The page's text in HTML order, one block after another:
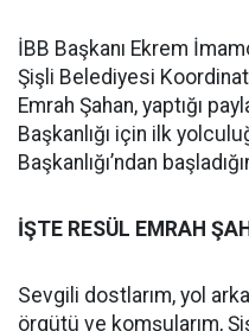
İBB Başkanı Ekrem
Şişli Belediyesi
Emrah Şahan, yaptığı
Başkanlığı için ilk
Başkanlığı’ndan
İŞTE RESÜL EMRAH
Sevgili dostlarım, yol
örgütü ve komşularım,